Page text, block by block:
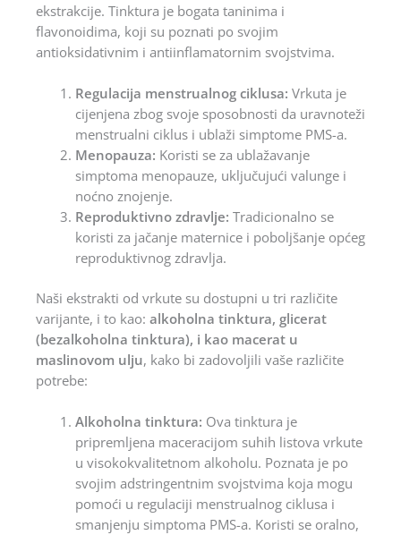
ekstrakcije. Tinktura je bogata taninima i
flavonoidima, koji su poznati po svojim
antioksidativnim i antiinflamatornim svojstvima.
Regulacija menstrualnog ciklusa: Vrkuta je
cijenjena zbog svoje sposobnosti da uravnoteži
menstrualni ciklus i ublaži simptome PMS-a.
Menopauza: Koristi se za ublažavanje
simptoma menopauze, uključujući valunge i
noćno znojenje.
Reproduktivno zdravlje: Tradicionalno se
koristi za jačanje maternice i poboljšanje općeg
reproduktivnog zdravlja.
Naši ekstrakti od vrkute su dostupni u tri različite
varijante, i to kao: alkoholna tinktura, glicerat
(bezalkoholna tinktura), i kao macerat u
maslinovom ulju, kako bi zadovoljili vaše različite
potrebe:
Alkoholna tinktura: Ova tinktura je
pripremljena maceracijom suhih listova vrkute
u visokokvalitetnom alkoholu. Poznata je po
svojim adstringentnim svojstvima koja mogu
pomoći u regulaciji menstrualnog ciklusa i
smanjenju simptoma PMS-a. Koristi se oralno,